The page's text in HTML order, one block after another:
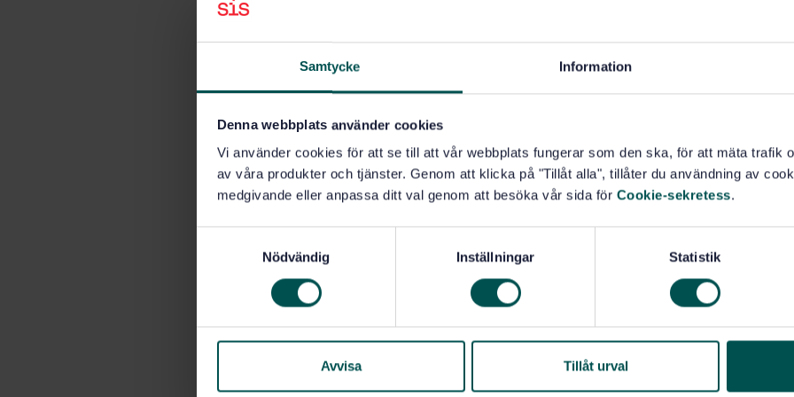
Samtycke Information
Denna webbplats använder cookies
Vi använder cookies för att se till att vår webbplats fungerar som den ska, för att mäta trafik
av våra produkter och tjänster. Genom att klicka på "Tillåt alla", tillåter du användning av
medgivande eller anpassa ditt val genom att besöka vår sida för Cookie-sekretess.
Nödvändig Inställningar Statistik
Avvisa Tillåt urval